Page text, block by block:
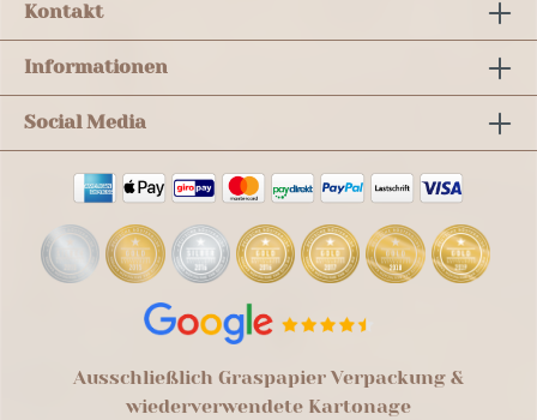
Kontakt
Informationen
Social Media
Ausschließlich Graspapier Verpackung &
wiederverwendete Kartonage